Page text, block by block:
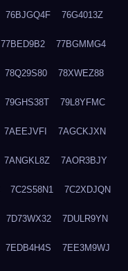
76BJGQ4F 76G4013Z
77BED9B2 77BGMMG4
78Q29S80 78XWEZ88
79GHS38T 79L8YFMC
7AEEJVFI 7AGCKJXN
7ANGKL8Z 7AOR3BJY
7C2S58N1 7C2XDJQN
7D73WX32 7DULR9YN
7EDB4H4S 7EE3M9WJ